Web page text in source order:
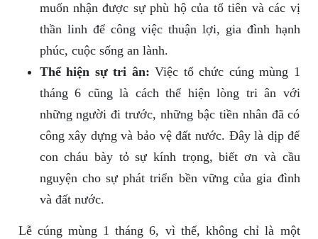
muốn nhận được sự phù hộ của tổ tiên và các vị
thần linh để công việc thuận lợi, gia đình hạnh
phúc, cuộc sống an lành.
Thể hiện sự tri ân: Việc tổ chức cúng mùng 1
tháng 6 cũng là cách thể hiện lòng tri ân với
những người đi trước, những bậc tiền nhân đã có
công xây dựng và bảo vệ đất nước. Đây là dịp để
con cháu bày tỏ sự kính trọng, biết ơn và cầu
nguyện cho sự phát triển bền vững của gia đình
và đất nước.
Lễ cúng mùng 1 tháng 6, vì thế, không chỉ là một